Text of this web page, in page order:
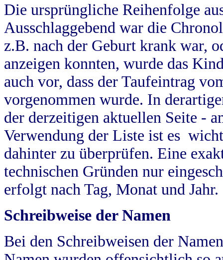
Die ursprüngliche Reihenfolge
Ausschlaggebend war die
z.B. nach der Geburt krank war,
anzeigen konnten, wurde das
auch vor, dass der Taufeintrag
vorgenommen wurde. In
der derzeitigen aktuellen Seite -
Verwendung der Liste ist es
dahinter zu überprüfen. Eine
technischen Gründen nur
erfolgt nach Tag, Monat und Jahr.
Schreibweise der Namen
Bei den Schreibweisen der